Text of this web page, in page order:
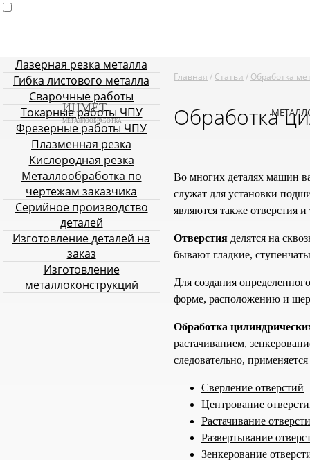
ГлавнаяУслуги металлообработки
Плазменная резка
ИНМЕТ
МЕТАЛЛООБРАБОТКА
Лазерная резка металла
Гибка листового металла
Сварочные работы
Токарные работы ЧПУ
Фрезерные работы ЧПУ
Плазменная резка
Кислородная резка
Металлообработка по
чертежам заказчика
Серийное производство
деталей
Изготовление деталей на
заказ
Изготовление
металлоконструкций
Главная / Статьи / Обработка
Обработка
Во многих деталях машин
служат для установки
являются также отверстия и
Отверстия делятся на
бывают гладкие,
Для создания
форме, расположению и
Обработка
растачиванием,
следовательно,
Сверление отверстий
Центрование
Растачивание
Развертывание
Зенкерование